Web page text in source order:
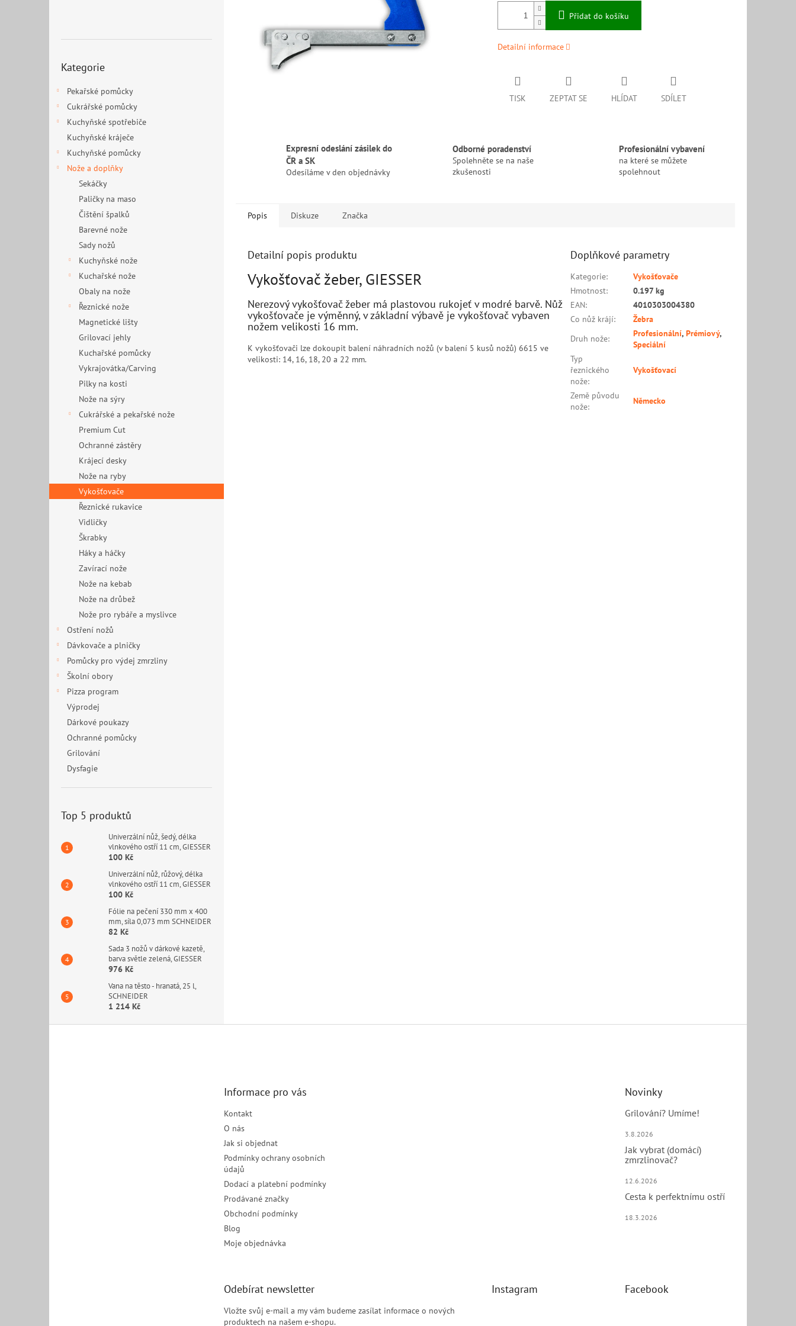
kategorie
Kategorie
Pekařské pomůcky
Cukrářské pomůcky
Kuchyňské spotřebiče
Kuchyňské kráječe
Kuchyňské pomůcky
Nože a doplňky
Sekáčky
Paličky na maso
Čištění špalků
Barevné nože
Sady nožů
Kuchyňské nože
Kuchařské nože
Obaly na nože
Řeznické nože
Magnetické lišty
Grilovací jehly
Kuchařské pomůcky
Vykrajovátka/Carving
Pilky na kosti
Nože na sýry
Cukrářské a pekařské nože
Premium Cut
Ochranné zástěry
Krájecí desky
Nože na ryby
Vykošťovače
Řeznické rukavice
Vidličky
Škrabky
Háky a háčky
Zavírací nože
Nože na kebab
Nože na drůbež
Nože pro rybáře a myslivce
Ostření nožů
Dávkovače a plničky
Pomůcky pro výdej zmrzliny
Školní obory
Pizza program
Výprodej
Dárkové poukazy
Ochranné pomůcky
Grilování
Dysfagie
Top 5 produktů
Univerzální nůž, šedý, délka
vlnkového ostří 11 cm, GIESSER
100 Kč
Univerzální nůž, růžový, délka
vlnkového ostří 11 cm, GIESSER
100 Kč
Fólie na pečení 330 mm x 400
mm, síla 0,073 mm SCHNEIDER
82 Kč
Sada 3 nožů v dárkové kazetě,
barva světle zelená, GIESSER
976 Kč
Vana na těsto - hranatá, 25 l,
SCHNEIDER
1 214 Kč
Přidat do košíku
Detailní informace
TISK ZEPTAT SE HLÍDAT SDÍLET
Expresní odeslání zásilek do
ČR a SK
Odesíláme v den objednávky
Odborné poradenství
Spolehněte se na naše
zkušenosti
Profesionální vybavení
na které se můžete
spolehnout
Popis Diskuze Značka
Detailní popis produktu
Vykošťovač žeber, GIESSER
Nerezový vykošťovač žeber má plastovou rukojeť v modré barvě. Nůž
vykošťovače je výměnný, v základní výbavě je vykošťovač vybaven
nožem velikosti 16 mm.
K vykošťovači lze dokoupit balení náhradních nožů (v balení 5 kusů nožů) 6615 ve
velikosti: 14, 16, 18, 20 a 22 mm.
Doplňkové parametry
Kategorie:
Vykošťovače
Hmotnost:
0.197 kg
EAN:
4010303004380
Co nůž krájí:
Žebra
Druh nože: Profesionální,Prémiový,
Speciální
Typ
řeznického
nože:
Vykošťovací
Země původu
nože:
Německo
Informace pro vás
Kontakt
O nás
Jak si objednat
Podmínky ochrany osobních
údajů
Dodací a platební podmínky
Prodávané značky
Obchodní podmínky
Blog
Moje objednávka
Novinky
Grilování? Umíme!
3.8.2026
Jak vybrat (domácí)
zmrzlinovač?
12.6.2026
Cesta k perfektnímu ostří
18.3.2026
Odebírat newsletter
Vložte svůj e-mail a my vám budeme zasílat informace o nových
produktech na našem e-shopu.
Instagram Facebook